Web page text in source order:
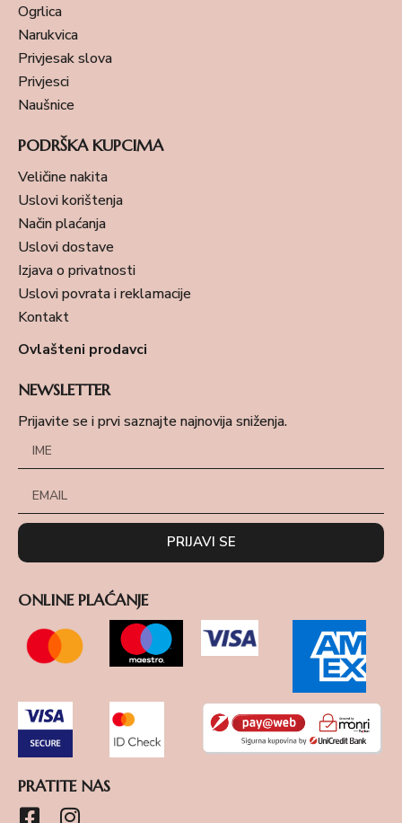
Ogrlica
Narukvica
Privjesak slova
Privjesci
Naušnice
PODRŠKA KUPCIMA
Veličine nakita
Uslovi korištenja
Način plaćanja
Uslovi dostave
Izjava o privatnosti
Uslovi povrata i reklamacije
Kontakt
Ovlašteni prodavci
NEWSLETTER
Prijavite se i prvi saznajte najnovija sniženja.
PRIJAVI SE
ONLINE PLAĆANJE
PRATITE NAS